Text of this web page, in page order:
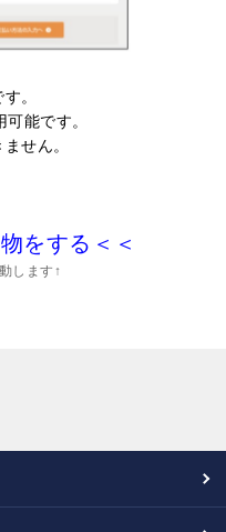
。
能です。
せん。
をする＜＜
します↑